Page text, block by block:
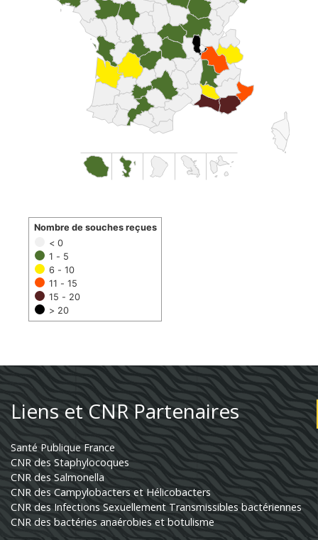
< 0
1 - 5
6 - 10
11 - 15
15 - 20
> 20
Nombre de souches reçues
Liens et CNR Partenaires
Santé Publique France
CNR des Staphylocoques
CNR des Salmonella
CNR des Campylobacters et Hélicobacters
CNR des Infections Sexuellement Transmissibles bactériennes
CNR des bactéries anaérobies et botulisme